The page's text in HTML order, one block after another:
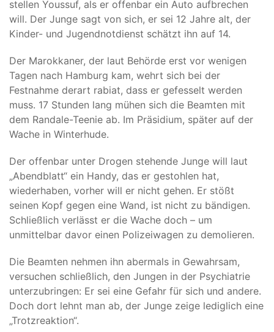
stellen Youssuf, als er offenbar ein Auto aufbrechen
will. Der Junge sagt von sich, er sei 12 Jahre alt, der
Kinder- und Jugendnotdienst schätzt ihn auf 14.
Der Marokkaner, der laut Behörde erst vor wenigen
Tagen nach Hamburg kam, wehrt sich bei der
Festnahme derart rabiat, dass er gefesselt werden
muss. 17 Stunden lang mühen sich die Beamten mit
dem Randale-Teenie ab. Im Präsidium, später auf der
Wache in Winterhude.
Der offenbar unter Drogen stehende Junge will laut
„Abendblatt“ ein Handy, das er gestohlen hat,
wiederhaben, vorher will er nicht gehen. Er stößt
seinen Kopf gegen eine Wand, ist nicht zu bändigen.
Schließlich verlässt er die Wache doch – um
unmittelbar davor einen Polizeiwagen zu demolieren.
Die Beamten nehmen ihn abermals in Gewahrsam,
versuchen schließlich, den Jungen in der Psychiatrie
unterzubringen: Er sei eine Gefahr für sich und andere.
Doch dort lehnt man ab, der Junge zeige lediglich eine
„Trotzreaktion“.